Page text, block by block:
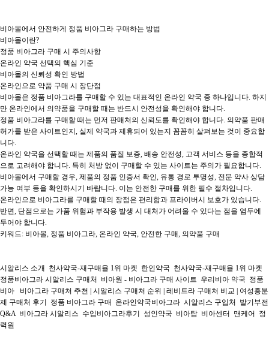
비아몰에서 안전하게 정품 비아그라 구매하는 방법
비아몰이란?
정품 비아그라 구매 시 주의사항
온라인 약국 선택의 핵심 기준
비아몰의 신뢰성 확인 방법
온라인으로 약품 구매 시 장단점
비아몰은 정품 비아그라를 구매할 수 있는 대표적인 온라인 약국 중 하나입니다. 하지
만 온라인에서 의약품을 구매할 때는 반드시 안전성을 확인해야 합니다.
정품 비아그라를 구매할 때는 먼저 판매처의 신뢰도를 확인해야 합니다. 의약품 판매
허가를 받은 사이트인지, 실제 약국과 제휴되어 있는지 꼼꼼히 살펴보는 것이 중요합
니다.
온라인 약국을 선택할 때는 제품의 품질 보증, 배송 안전성, 고객 서비스 등을 종합적
으로 고려해야 합니다. 특히 처방 없이 구매할 수 있는 사이트는 주의가 필요합니다.
비아몰에서 구매할 경우, 제품의 정품 인증서 확인, 유통 경로 투명성, 전문 약사 상담
가능 여부 등을 확인하시기 바랍니다. 이는 안전한 구매를 위한 필수 절차입니다.
온라인으로 비아그라를 구매할 때의 장점은 편리함과 프라이버시 보호가 있습니다.
반면, 단점으로는 가품 위험과 부작용 발생 시 대처가 어려울 수 있다는 점을 염두에
두어야 합니다.
키워드: 비아몰, 정품 비아그라, 온라인 약국, 안전한 구매, 의약품 구매
시알리스 소개  천사약국-재구매율 1위 마켓  한인약국  천사약국-재구매율 1위 마켓
정품비아그라 시알리스 구매처  비아원 - 비아그라 구매 사이트  우리비아 약국  정품
비아   비아그라 구매처 추천 | 시알리스 구매처 순위 | 레비트라 구매처 비교 | 여성흥분
제 구매처 후기  정품 비아그라 구매  온라인약국비아그라  시알리스 구입처  발기부전
Q&A  비아그라 시알리스  수입비아그라후기  성인약국  비아탑  비아센터  맨케어  정
력원